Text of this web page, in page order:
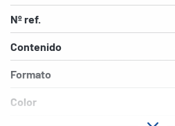
Nº ref.
Contenido
Formato
Color